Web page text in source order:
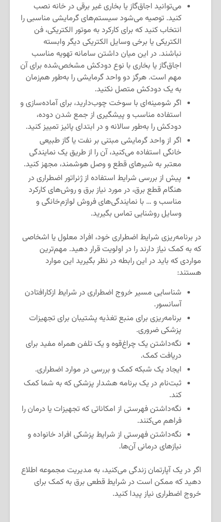
می‌توانید اجاق‌گاز یا بخاری غیر برقی در خانه نصب
کنید. توصیه می‌شود سیستم‌های گرمایشی مناسبی را
انتخاب کنید که برای کارکرد به موتور الکتریکی، فن
الکتریکی یا برخی وسایل الکتریکی دیگر وابسته
نباشند. در این میان داشتن سامانه تهویه مناسب
اجاق‌گاز یا بخاری با نوع دودکش مشخص‌شده برای آن
مهم است. هرگز دو واحد گرمایشی را به‌طور هم‌زمان
به یک دودکش متصل نکنید.
اگر شومینه‌ای با سوخت چوب‌دارید، برای آماده‌سازی و
استفاده مناسب و پیشگیری از جمع شدن دوده،
دودکش را به‌طور سالانه و در ابتدای پائیز تمییز کنید.
اگر از واحد گرمایشی مبتنی بر نفت یا گاز طبیعی
خانگی استفاده می‌کنید، آن را از طریق یک نمایندگی
معتبر به شیرهای قطع و وصل هوشمند، مجهز کنید.
پیش از بررسی شرایط استفاده از ژنراتور اضطراری در
هنگام قطع برق، در مورد نیاز برق و روش‌های کارکرد
مناسب و … با نمایندگی‌های فروش لوازم‌خانگی و
وسایل روشنایی تماس بگیرید.
در برنامه‌ریزی شرایط اضطراری خود، افراد معلول یا اشخاصی
که به کمک نیاز دارند را در اولویت قرار دهید. مهم‌ترین
مواردی که باید در این رابطه در نظر بگیرید این موارد
هستند:
شناسایی مسیر خروج اضطراری در شرایط ازکارافتادن
آسانسور.
برنامه‌ریزی برای منبع تغذیه پشتیبان برای تجهیزات
پزشکی ضروری.
نگه‌داشتن یک چراغ‌قوه و یک تلفن همراه مفید برای
دریافت کمک.
ایجاد یک شبکه کمک و بررسی در موارد اضطراری.
ثبت‌نام در یک برنامه هشدار پزشکی که به شما کمک
کند.
نگه‌داشتن فهرستی از امکاناتی که تجهیزات یا درمان را
فراهم می‌کنند.
نگه‌داشتن فهرستی از شرایط پزشکی افراد خانواده و
نیازهای درمانی آن‌ها.
اگر در یک آپارتمان زندگی می‌کنید، به مدیریت مجموعه اطلاع
دهید که ممکن است در شرایط قطعی برق به کمک برای
خروج اضطراری نیاز پیدا کنید.